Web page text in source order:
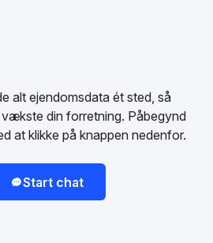
alt ejendomsdata ét sted, så
din forretning. Påbegynd
at klikke på knappen nedenfor.
Start chat